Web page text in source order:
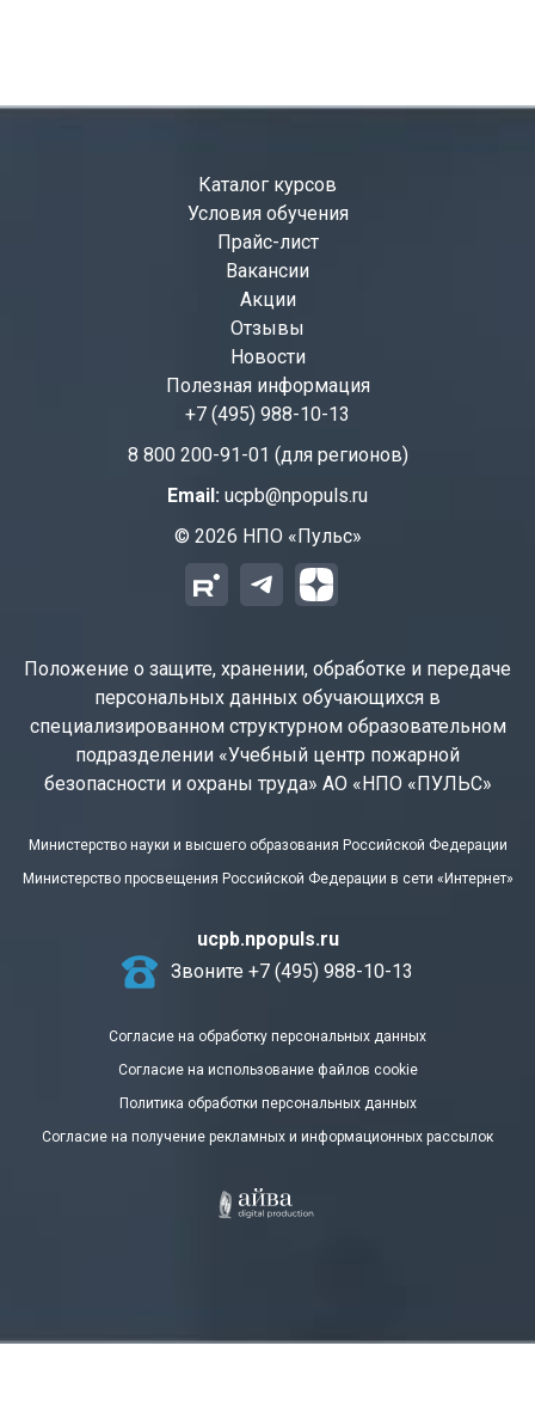
Каталог курсов
Условия обучения
Прайс-лист
Вакансии
Акции
Отзывы
Новости
Полезная информация
+7 (495) 988-10-13
8 800 200-91-01 (для регионов)
Email: ucpb@npopuls.ru
© 2026 НПО «Пульс»
Положение о защите, хранении, обработке и передаче
персональных данных обучающихся в
специализированном структурном образовательном
подразделении «Учебный центр пожарной
безопасности и охраны труда» АО «НПО «ПУЛЬС»
Министерство науки и высшего образования Российской Федерации
Министерство просвещения Российской Федерации в сети «Интернет»
ucpb.npopuls.ru
Звоните +7 (495) 988-10-13
Согласие на обработку персональных данных
Согласие на использование файлов cookie
Политика обработки персональных данных
Согласие на получение рекламных и информационных рассылок